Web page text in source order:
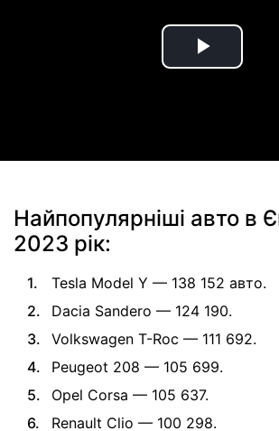
Play
Найпопулярніші авто в
2023 рік:
Tesla Model Y — 138 152 авто.
Dacia Sandero — 124 190.
Volkswagen T-Roc — 111 692.
Peugeot 208 — 105 699.
Opel Corsa — 105 637.
Renault Clio — 100 298.